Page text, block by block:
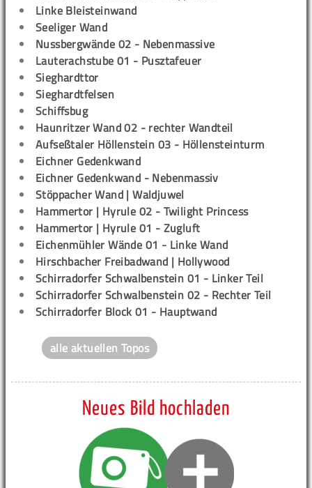
Linke Bleisteinwand
Seeliger Wand
Nussbergwände 02 - Nebenmassive
Lauterachstube 01 - Pusztafeuer
Sieghardttor
Sieghardtfelsen
Schiffsbug
Haunritzer Wand 02 - rechter Wandteil
Aufseßtaler Höllenstein 03 - Höllensteinturm
Eichner Gedenkwand
Eichner Gedenkwand - Nebenmassiv
Stöppacher Wand | Waldjuwel
Hammertor | Hyrule 02 - Twilight Princess
Hammertor | Hyrule 01 - Zugluft
Eichenmühler Wände 01 - Linke Wand
Hirschbacher Freibadwand | Hollywood
Schirradorfer Schwalbenstein 01 - Linker Teil
Schirradorfer Schwalbenstein 02 - Rechter Teil
Schirradorfer Block 01 - Hauptwand
alle aktuellen Topos
Neues Bild hochladen